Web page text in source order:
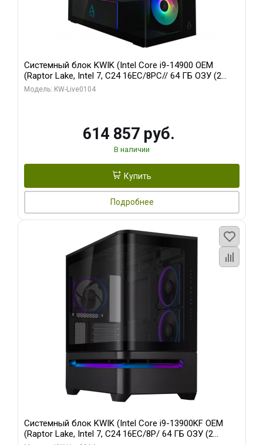
Системный блок KWIK (Intel Core i9-14900 OEM
(Raptor Lake, Intel 7, C24 16EC/8PC// 64 ГБ ОЗУ (2
модуля)/ Afox RTX4090 24GB GDDR6X 384-Bit 3xDP
Модель: KW-Live0104
614 857 руб.
В наличии
Купить
Подробнее
Системный блок KWIK (Intel Core i9-13900KF OEM
(Raptor Lake, Intel 7, C24 16EC/8P/ 64 ГБ ОЗУ (2